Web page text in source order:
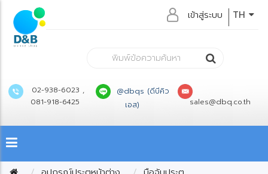
TH
เข้าสู่ระบบ
02-938-6023 ,
081-918-6425
@dbqs (ดีบีคิว
เอส)
sales@dbq.co.th